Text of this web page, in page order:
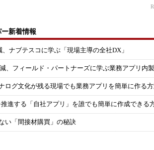
新着情報
ナブテスコに学ぶ「現場主導の全社DX」
、フィールド・パートナーズに学ぶ業務アプリ内
ログ文化が残る現場でも業務アプリを簡単に作る
進する「自社アプリ」を誰でも簡単に作成できる
い「間接材購買」の秘訣